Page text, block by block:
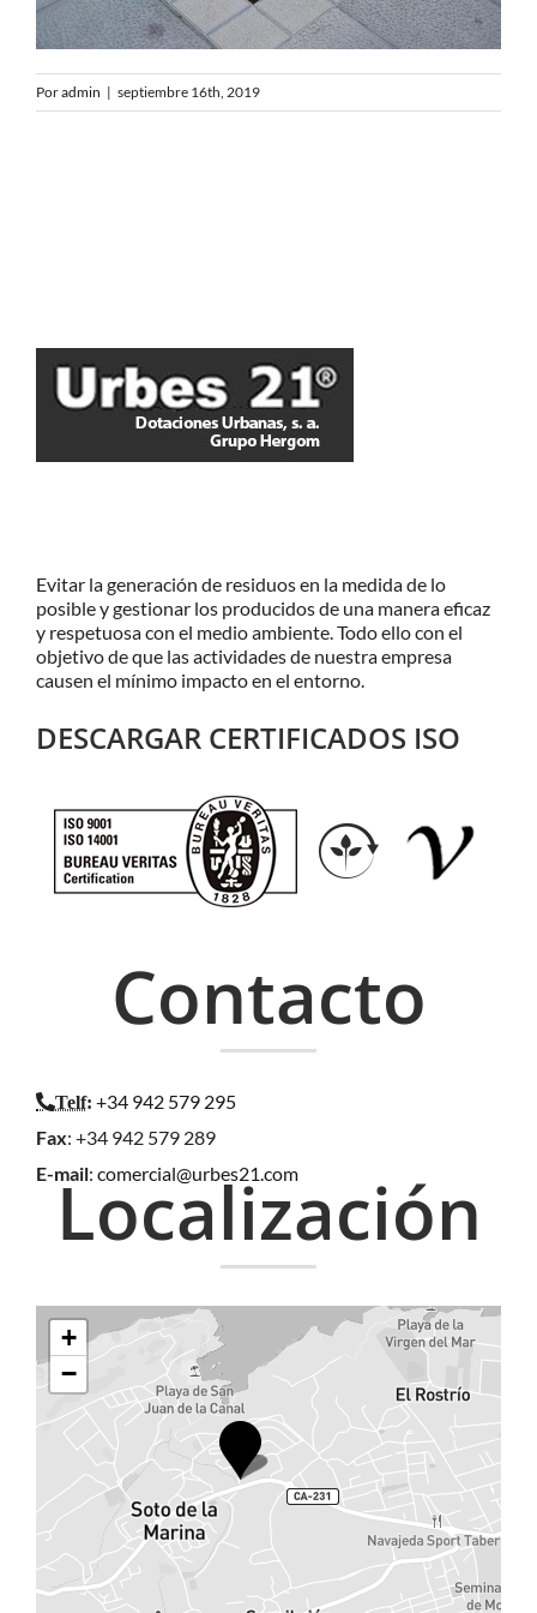
Poradmin | septiembre 16th, 2019
Evitar la generación de residuos en la medida de lo
posible y gestionar los producidos de una manera eficaz
y respetuosa con el medio ambiente. Todo ello con el
objetivo de que las actividades de nuestra empresa
causen el mínimo impacto en el entorno.
DESCARGAR CERTIFICADOS ISO
Localización
+
−
Contacto
Telf: +34 942 579 295
Fax: +34 942 579 289
E-mail: comercial@urbes21.com